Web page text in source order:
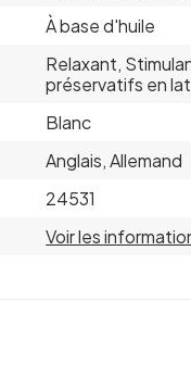
À base d'huile
Relaxant,
préservatifs en
Blanc
Anglais, Allemand
24531
Voir les